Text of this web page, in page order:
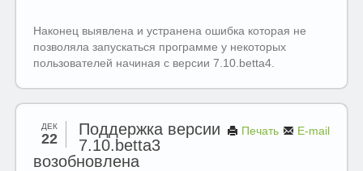
Наконец выявлена и устранена ошибка которая не
позволяла запускаться программе у некоторых
пользователей начиная с версии 7.10.betta4.
E-mail
Печать
ДЕК
22
Поддержка версии
7.10.betta3
возобновлена